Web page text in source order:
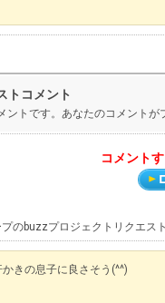
トコメント
トです。あなたのコメント
コメント
のbuzzプロジェクトリクエス
きの息子に良さそう(^^)